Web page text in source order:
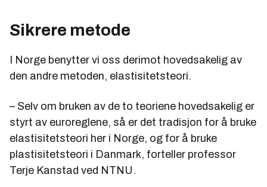
Sikrere metode
I Norge benytter vi oss derimot hovedsakelig av
den andre metoden, elastisitetsteori.
– Selv om bruken av de to teoriene hovedsakelig er
styrt av euroreglene, så er det tradisjon for å bruke
elastisitetsteori her i Norge, og for å bruke
plastisitetsteori i Danmark, forteller professor
Terje Kanstad ved NTNU.